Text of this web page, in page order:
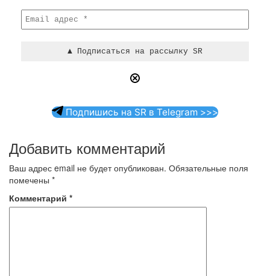
Подпишись на SR в Telegram >>>
Добавить комментарий
Ваш адрес email не будет опубликован. Обязательные поля
помечены *
Комментарий *